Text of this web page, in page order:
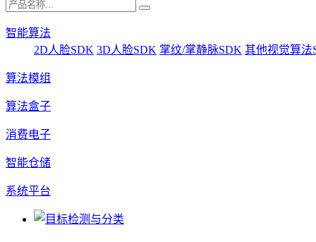
智能算法
2D人脸SDK 3D人脸SDK 掌纹/掌静脉SDK 其他视觉算法
算法模组
算法盒子
消费电子
智能仓储
系统平台